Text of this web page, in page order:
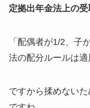
定拠出年金法上の
「配偶者が1/2、子
法の配分ルールは適
ですから揉めない